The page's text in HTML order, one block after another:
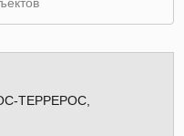
ТЕРРЕРОС,